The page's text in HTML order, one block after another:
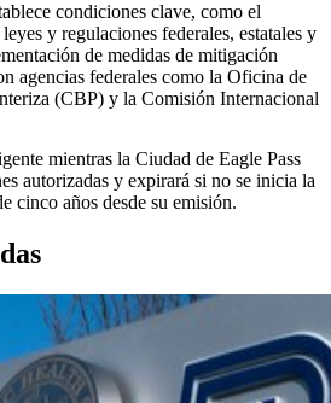
condiciones clave, como el
y regulaciones federales, estatales y
de medidas de mitigación
agencias federales como la Oficina de
(CBP) y la Comisión Internacional
mientras la Ciudad de Eagle Pass
autorizadas y expirará si no se inicia la
cinco años desde su emisión.